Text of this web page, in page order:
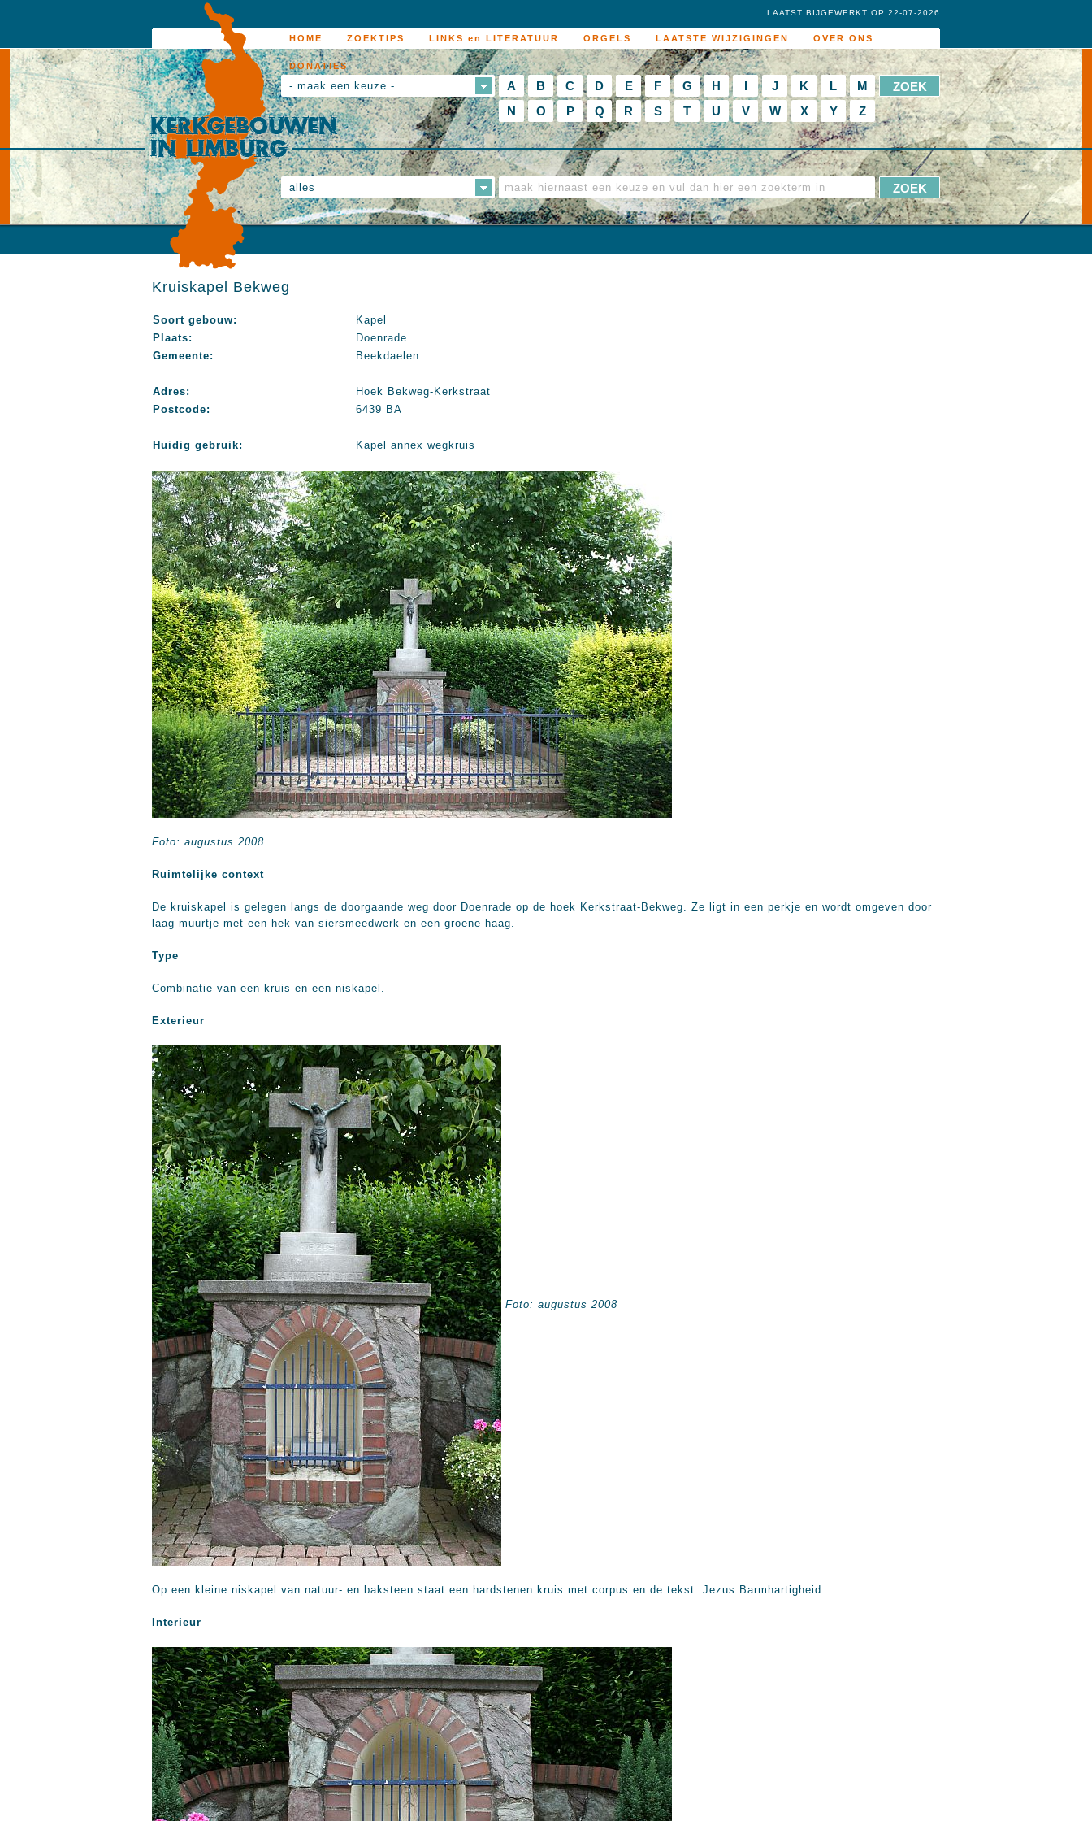
HOME ZOEKTIPS LINKS en LITERATUUR ORGELS LAATSTE WIJZIGINGEN OVER ONS
DONATIES
LAATST BIJGEWERKT OP 22-07-2026
- maak een keuze - A B C D E F G H I J K L
M
N
O P Q R S T U V W X Y Z
alles
Kruiskapel Bekweg
Soort gebouw:
Kapel
Plaats:
Doenrade
Gemeente:
Beekdaelen
Adres:
Hoek Bekweg-Kerkstraat
Postcode:
6439 BA
Huidig gebruik: Kapel annex wegkruis
Foto: augustus 2008
Ruimtelijke context
De kruiskapel is gelegen langs de doorgaande weg door Doenrade op de hoek Kerkstraat-Bekweg. Ze ligt in een perkje en wordt omgeven door
laag muurtje met een hek van siersmeedwerk en een groene haag.
Type
Combinatie van een kruis en een niskapel.
Exterieur
Foto: augustus 2008
Op een kleine niskapel van natuur- en baksteen staat een hardstenen kruis met corpus en de tekst: Jezus Barmhartigheid.
Interieur